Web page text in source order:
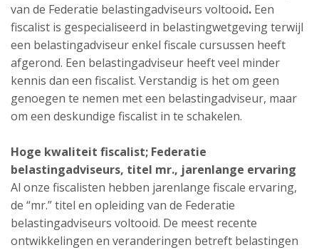
van de Federatie belastingadviseurs voltooid. Een
fiscalist is gespecialiseerd in belastingwetgeving terwijl
een belastingadviseur enkel fiscale cursussen heeft
afgerond. Een belastingadviseur heeft veel minder
kennis dan een fiscalist. Verstandig is het om geen
genoegen te nemen met een belastingadviseur, maar
om een deskundige fiscalist in te schakelen.
Hoge kwaliteit fiscalist; Federatie
belastingadviseurs, titel mr., jarenlange ervaring
Al onze fiscalisten hebben jarenlange fiscale ervaring,
de “mr.” titel en opleiding van de Federatie
belastingadviseurs voltooid. De meest recente
ontwikkelingen en veranderingen betreft belastingen